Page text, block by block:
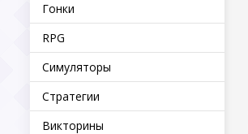
Гонки
RPG
Симуляторы
Стратегии
Викторины